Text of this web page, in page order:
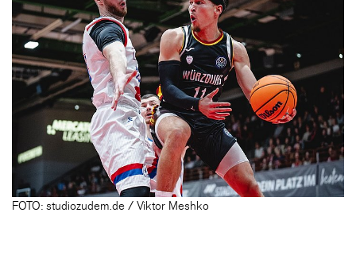
FOTO: studiozudem.de / Viktor Meshko